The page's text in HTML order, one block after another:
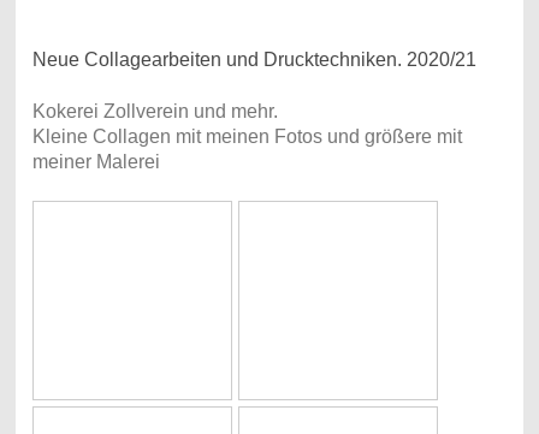
Neue Collagearbeiten und Drucktechniken. 2020/21
Kokerei Zollverein und mehr.
Kleine Collagen mit meinen Fotos und größere mit
meiner Malerei